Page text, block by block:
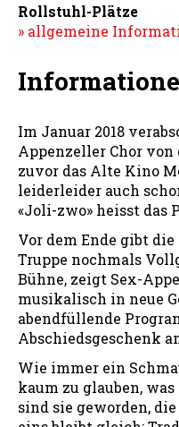
Rollstuhl-Plätze
» allgemeine
Im Januar 2018
Appenzeller Chor
zuvor das Alte Kino
leiderleider auch
«Joli-zwo» heisst das
Vor dem Ende gibt
Truppe nochmals
Bühne, zeigt Sex-
musikalisch in neue
abendfüllende
Abschiedsgeschenk
Wie immer ein
kaum zu glauben,
sind sie geworden,